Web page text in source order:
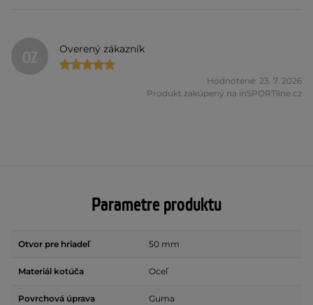
OZ Overený zákazník
Hodnotené: 23. 7. 2026
Produkt zakúpený na inSPORTline.cz
Parametre produktu
Otvor pre hriadeľ 50 mm
Materiál kotúča Oceľ
Povrchová úprava Guma